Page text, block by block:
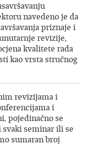
navedeno je da
priznaje i
revizije,
kvalitete rada
kao vrsta stručnog
revizijama i
i
pojedinačno se
svaki seminar ili se
sumaran broj